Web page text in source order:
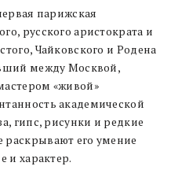
парижская
русского аристократа и
Чайковского и Родена
между Москвой,
«живой»
академической
гипс, рисунки и редкие
его умение
и характер.